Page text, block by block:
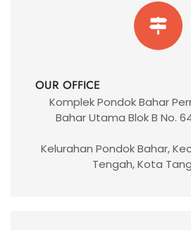
OUR OFFICE
Komplek Pondok Bahar
Bahar Utama Blok B No.
Kelurahan Pondok Bahar,
Tengah, Kota